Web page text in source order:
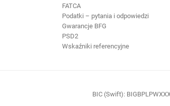
FATCA
Podatki – pytania i odpowiedzi
Gwarancje BFG
PSD2
Wskaźniki referencyjne
BIC (Swift):